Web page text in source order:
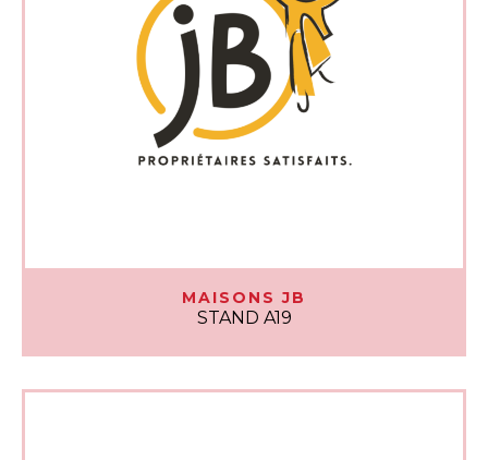
MAISONS JB
STAND A19